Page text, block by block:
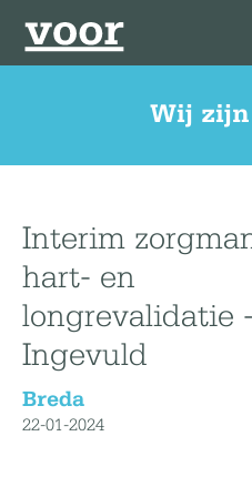
Wij zijn
Interim
hart- en
longrevalidatie -
Ingevuld
Breda
22-01-2024